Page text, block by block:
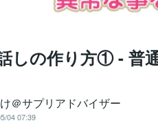
しの作り方① - 普
＠サプリアドバイザー
04 07:39